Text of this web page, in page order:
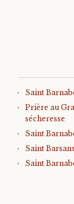
Saint
Prière au
sécheresse
Saint
Saint
Saint